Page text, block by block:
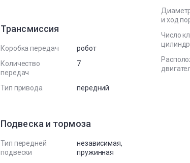
Трансмиссия
Коробка передач
робот
Количество
передач
7
Тип привода передний
Подвеска и тормоза
Тип передней
подвески
независимая,
пружинная
и ход
Число
цилиндр